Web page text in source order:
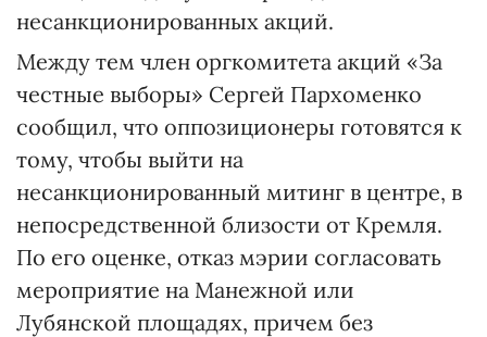
несанкционированных акций.
Между тем член оргкомитета акций «За
честные выборы» Сергей Пархоменко
сообщил, что оппозиционеры готовятся к
тому, чтобы выйти на
несанкционированный митинг в центре, в
непосредственной близости от Кремля.
По его оценке, отказ мэрии согласовать
мероприятие на Манежной или
Лубянской площадях, причем без